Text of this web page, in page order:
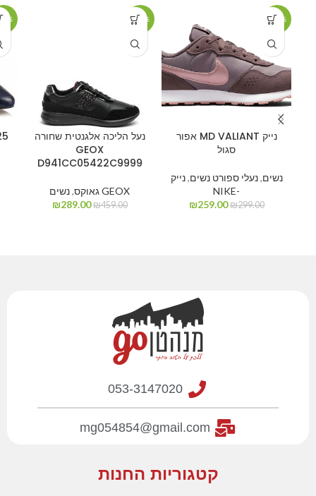
-13%
נייק MD VALIANT אפור
סגול
נשים,נעלי ספורט נשים,נייק
-NIKE
₪299.00
₪259.00
-37%
נעל הליכה אלגנטית שחורה
GEOX
D941CC05422C9999
GEOX גאוקס ,נשים
₪459.00
₪289.00
053-3147020
mg054854@gmail.com
קטגוריות החנות